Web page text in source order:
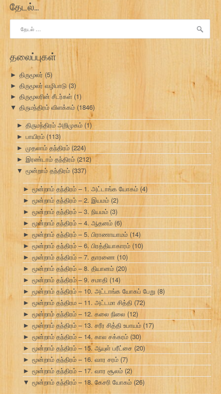
தேடல்…
தேடு:
தலைப்புகள்
► திருமூலர் (5)
► திருமூலர் வழிபாடு (3)
► திருமூலரின் சீடர்கள் (1)
▼ திருமந்திரம் விளக்கம் (1846)
► திருமந்திரம் அறிமுகம் (1)
► பாயிரம் (113)
► முதலாம் தந்திரம் (224)
► இரண்டாம் தந்திரம் (212)
▼ மூன்றாம் தந்திரம் (337)
► மூன்றாம் தந்திரம் – 1. அட்டாங்க யோகம் (4)
► மூன்றாம் தந்திரம் – 2. இயமம் (2)
► மூன்றாம் தந்திரம் – 3. நியமம் (3)
► மூன்றாம் தந்திரம் – 4. ஆதனம் (6)
► மூன்றாம் தந்திரம் – 5. பிராணாயாமம் (14)
► மூன்றாம் தந்திரம் – 6. பிரத்தியாகாரம் (10)
► மூன்றாம் தந்திரம் – 7. தாரணை (10)
► மூன்றாம் தந்திரம் – 8. தியானம் (20)
► மூன்றாம் தந்திரம் – 9. சமாதி (14)
► மூன்றாம் தந்திரம் – 10. அட்டாங்க யோகப் பேறு (8)
► மூன்றாம் தந்திரம – 11. அட்டமா சித்தி (72)
► மூன்றாம் தந்திரம் – 12. கலை நிலை (12)
► மூன்றாம் தந்திரம் – 13. சரீர சித்தி உபாயம் (17)
► மூன்றாம் தந்திரம் – 14. கால சக்கரம் (30)
► மூன்றாம் தந்திரம் – 15. ஆயுள் பரீட்சை (20)
► மூன்றாம் தந்திரம் – 16. வார சரம் (7)
► மூன்றாம் தந்திரம் – 17. வார சூலம் (2)
▼ மூன்றாம் தந்திரம் – 18. கேசரி யோகம் (26)